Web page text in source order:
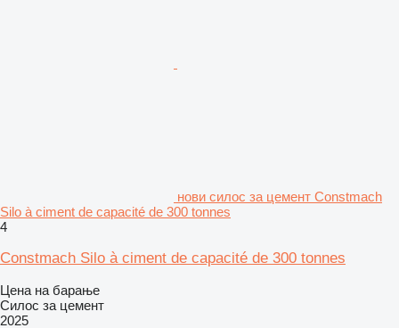
нови силос за цемент Constmach
Silo à ciment de capacité de 300 tonnes
4
Constmach Silo à ciment de capacité de 300 tonnes
Цена на барање
Силос за цемент
2025